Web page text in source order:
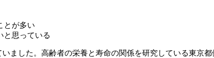
とが多い
と思っている
ました。高齢者の栄養と寿命の関係を研究している東京